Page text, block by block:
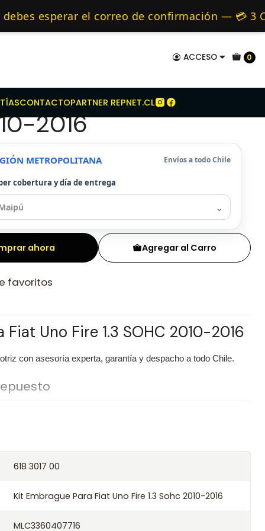
ACCESO 0
correo de confirmación — 💳 3
CONTACTOPARTNER REPNET.CL
de 24 hrs hábiles.
Para Fiat Uno Fire 1.3 Sohc 2010-2016
Alternativos 🚚 Envíos diariamente a
Para Fiat Uno Fire
2016
METROPOLITANA Envíos a todo Chile
cobertura y día de entrega
⌄
Agregar al Carro
ahora
favoritos
Fiat Uno Fire 1.3 SOHC 2010-2016
con asesoría experta, garantía y despacho a todo Chile.
/ Códigos equivalentes
618 3017 00
Kit Embrague Para Fiat Uno Fire 1.3 Sohc 2010-2016
MLC3360407716